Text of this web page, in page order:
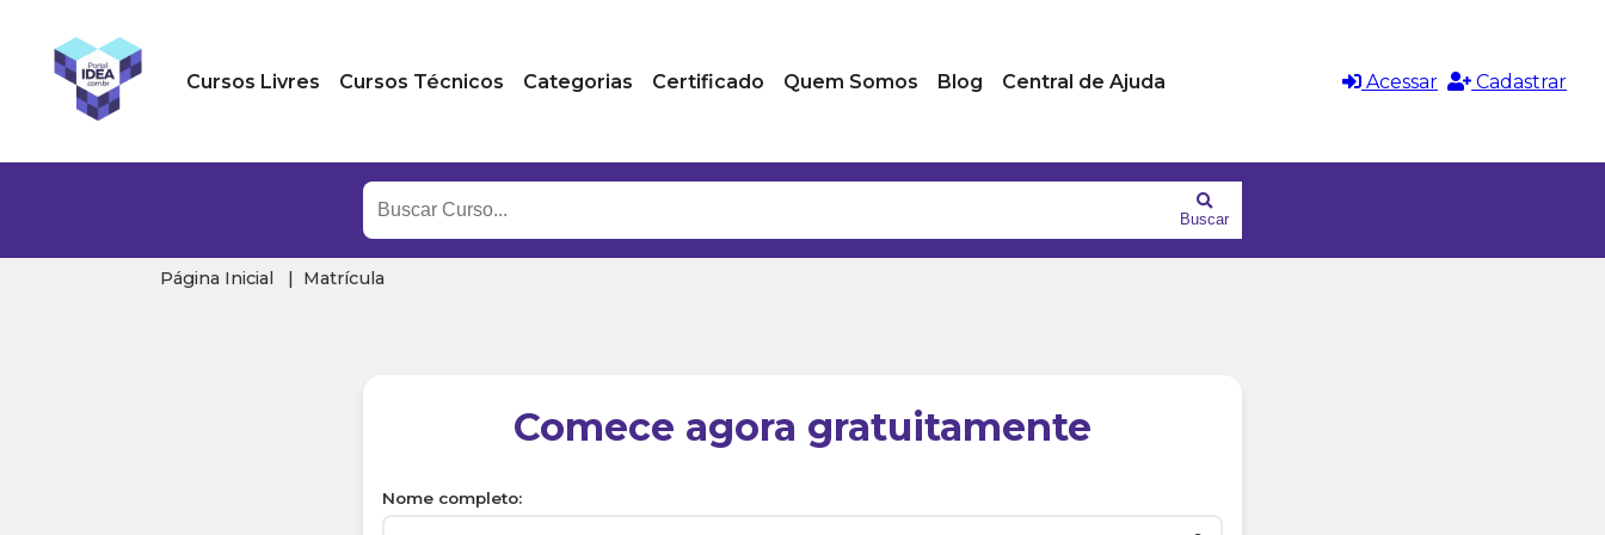
Cursos Livres Cursos Técnicos Categorias Certificado Quem Somos Blog Central de Ajuda Acessar Cadastrar
Buscar
Página Inicial Matrícula
Comece agora gratuitamente
Nome completo: